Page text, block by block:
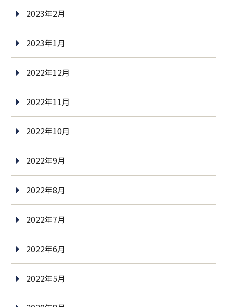
2023年2月
2023年1月
2022年12月
2022年11月
2022年10月
2022年9月
2022年8月
2022年7月
2022年6月
2022年5月